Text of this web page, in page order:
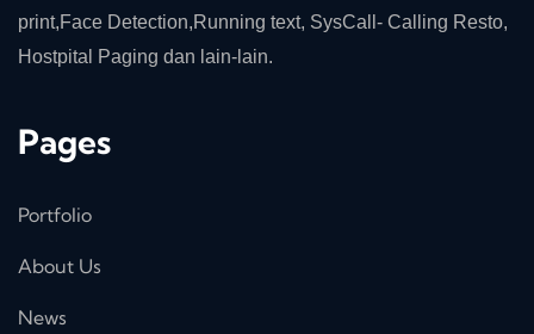
print,Face Detection,Running text, SysCall- Calling Resto,
Hostpital Paging dan lain-lain.
Pages
Portfolio
About Us
News